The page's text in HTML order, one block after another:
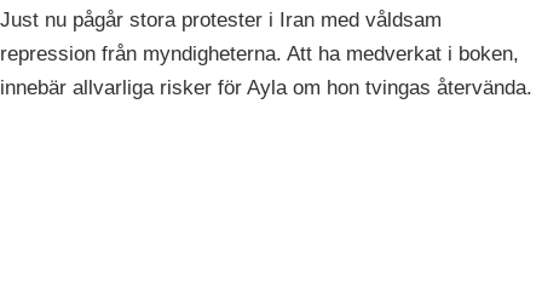
Just nu pågår stora protester i Iran med våldsam
repression från myndigheterna. Att ha medverkat i boken,
innebär allvarliga risker för Ayla om hon tvingas återvända.